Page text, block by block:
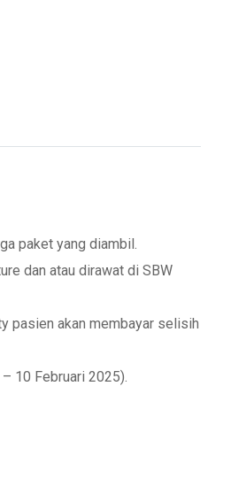
paket yang diambil.
dan atau dirawat di SBW
pasien akan membayar selisih
10 Februari 2025).